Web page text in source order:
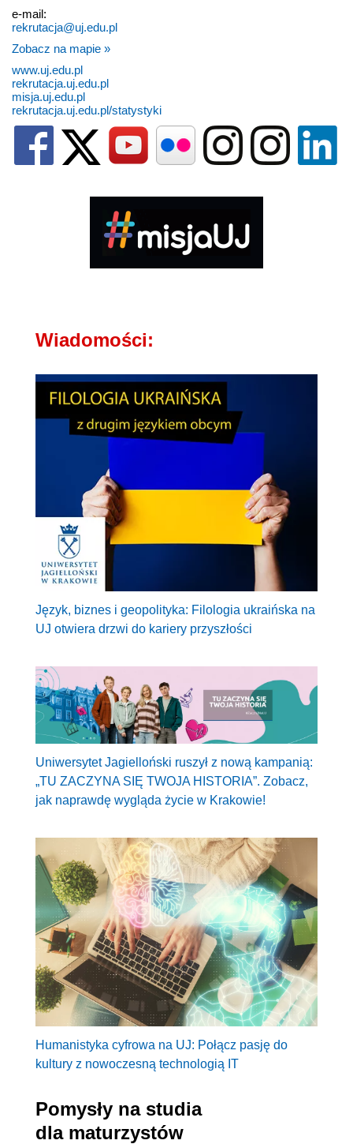
e-mail:
rekrutacja@uj.edu.pl
Zobacz na mapie »
www.uj.edu.pl
rekrutacja.uj.edu.pl
misja.uj.edu.pl
rekrutacja.uj.edu.pl/statystyki
Wiadomości:
Język, biznes i geopolityka: Filologia ukraińska na
UJ otwiera drzwi do kariery przyszłości
Uniwersytet Jagielloński ruszył z nową kampanią:
„TU ZACZYNA SIĘ TWOJA HISTORIA”. Zobacz,
jak naprawdę wygląda życie w Krakowie!
Humanistyka cyfrowa na UJ: Połącz pasję do
kultury z nowoczesną technologią IT
Pomysły na studia
dla maturzystów